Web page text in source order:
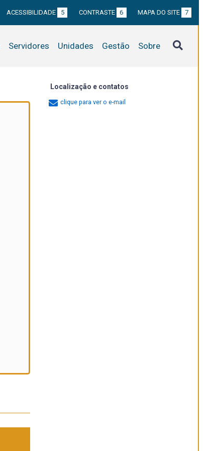
ACESSIBILIDADE 5 CONTRASTE 6 MAPA DO SITE 7
Servidores Unidades Gestão Sobre
Localização e contatos
clique para ver o e-mail